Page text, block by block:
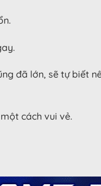
đã lớn, sẽ tự biết
cách vui vẻ.